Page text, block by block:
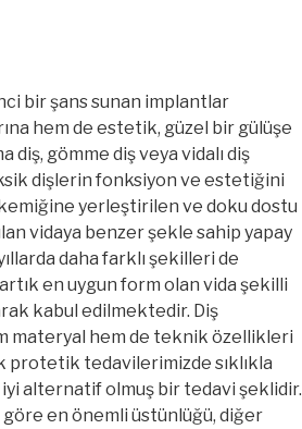
bir şans sunan implantlar
hem de estetik, güzel bir gülüşe
diş, gömme diş veya vidalı diş
dişlerin fonksiyon ve estetiğini
yerleştirilen ve doku dostu
vidaya benzer şekle sahip yapay
daha farklı şekilleri de
en uygun form olan vida şekilli
kabul edilmektedir. Diş
materyal hem de teknik özellikleri
tedavilerimizde sıklıkla
alternatif olmuş bir tedavi şeklidir.
en önemli üstünlüğü, diğer